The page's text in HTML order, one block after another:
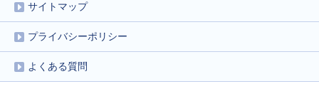
サイトマップ
プライバシーポリシー
よくある質問